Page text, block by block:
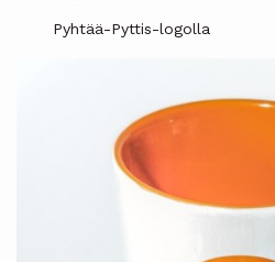
Pyhtää-Pyttis-logolla